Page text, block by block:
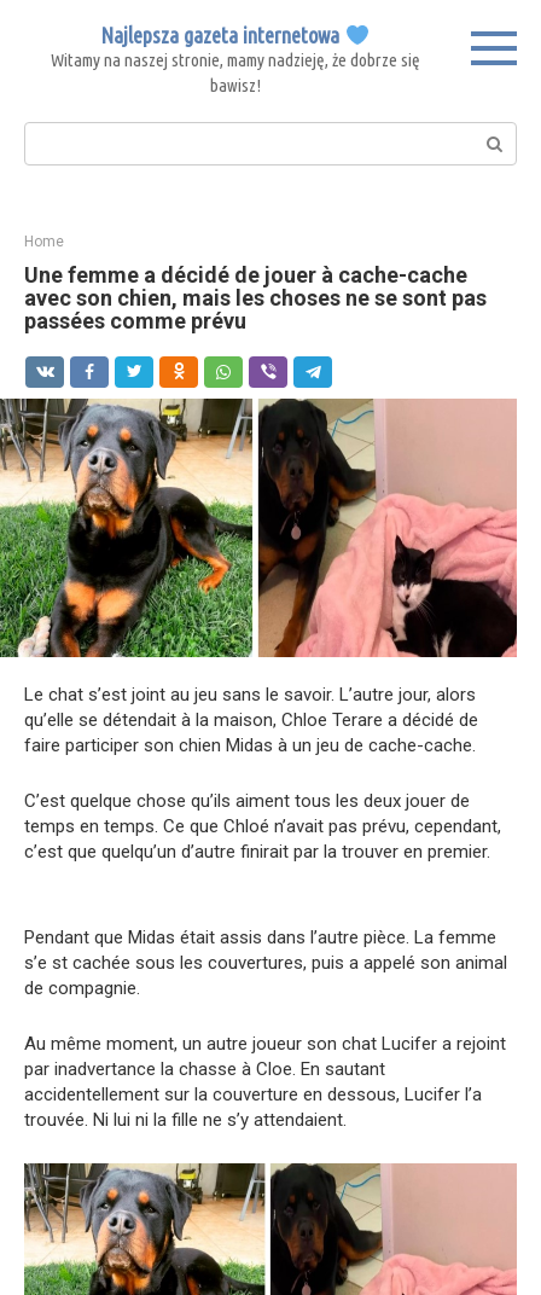
content
Najlepsza gazeta internetowa
Witamy na naszej stronie, mamy nadzieję, że dobrze się
bawisz!
Search:
Home
Une femme a décidé de jouer à cache-cache
avec son chien, mais les choses ne se sont pas
passées comme prévu
Le chat s’est joint au jeu sans le savoir. L’autre jour, alors
qu’elle se détendait à la maison, Chloe Terare a décidé de
faire participer son chien Midas à un jeu de cache-cache.
C’est quelque chose qu’ils aiment tous les deux jouer de
temps en temps. Ce que Chloé n’avait pas prévu, cependant,
c’est que quelqu’un d’autre finirait par la trouver en premier.
Pendant que Midas était assis dans l’autre pièce. La femme
s’e st cachée sous les couvertures, puis a appelé son animal
de compagnie.
Au même moment, un autre joueur son chat Lucifer a rejoint
par inadvertance la chasse à Cloe. En sautant
accidentellement sur la couverture en dessous, Lucifer l’a
trouvée. Ni lui ni la fille ne s’y attendaient.